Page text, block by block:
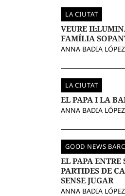
LA CIUTAT
VEURE
FAMÍLIA
ANNA BADIA LÓPEZ
LA CIUTAT
EL PAPA I LA
ANNA BADIA LÓPEZ
GOOD NEWS
EL PAPA
PARTIDES DE
SENSE JUGAR
ANNA BADIA LÓPEZ